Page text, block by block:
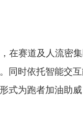
在赛道及人流密
同时依托智能交
式为跑者加油助威